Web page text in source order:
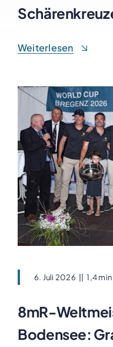
Weiterlesen
6. Juli 2026 1,4 min
8mR-
Bodensee: